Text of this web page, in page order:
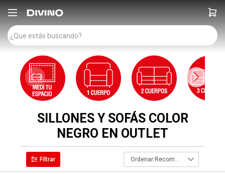

SILLONES Y SOFÁS COLOR
NEGRO EN OUTLET
Recomendados